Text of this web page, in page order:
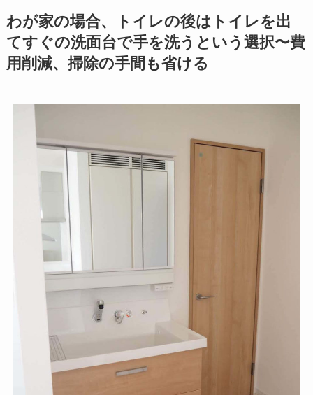
わが家の場合、トイレの後はトイレを出
てすぐの洗面台で手を洗うという選択〜費
用削減、掃除の手間も省ける